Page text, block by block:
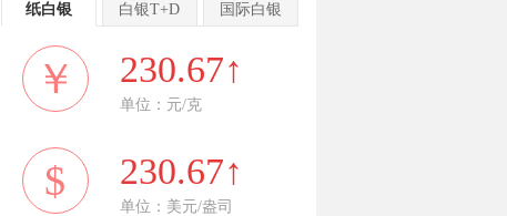
纸白银 白银T+D 国际白银
￥ 230.67↑
单位：元/克
$ 230.67↑
单位：美元/盎司